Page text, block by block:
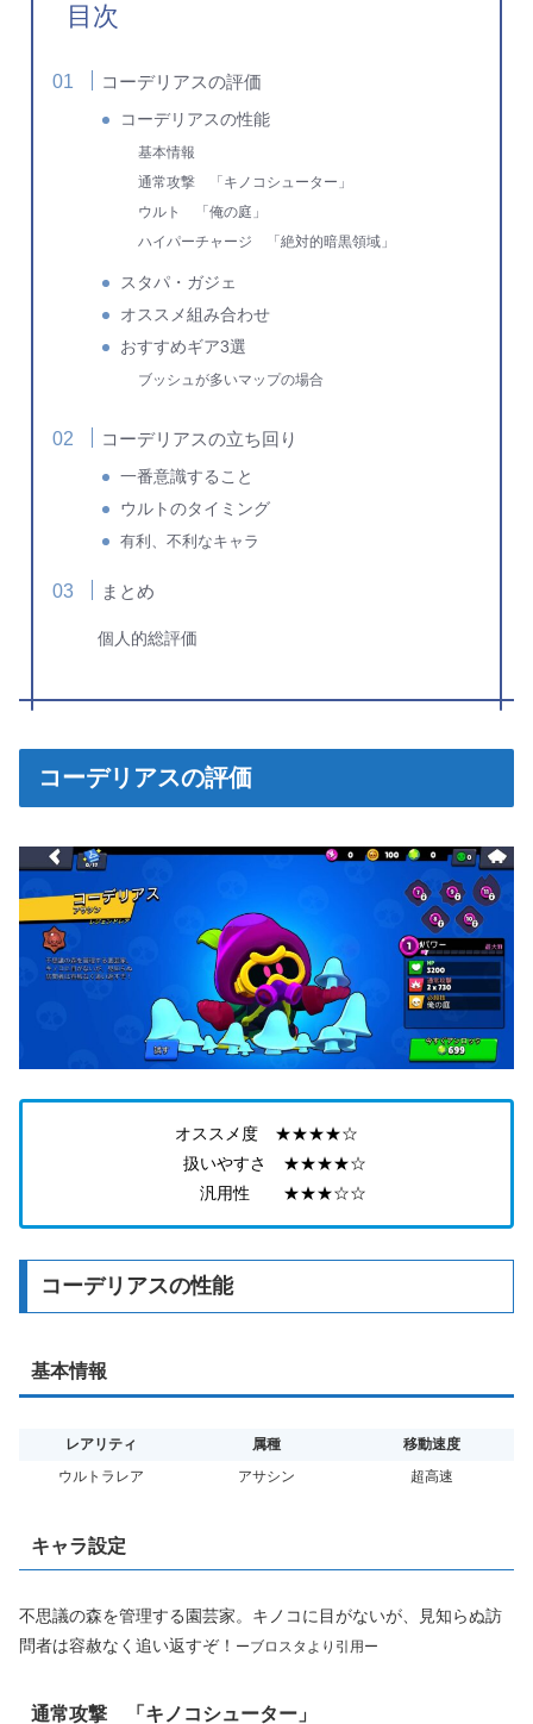
目次
コーデリアスの評価
コーデリアスの性能
基本情報
通常攻撃 「キノコシューター」
ウルト 「俺の庭」
ハイパーチャージ 「絶対的暗黒領域」
スタパ・ガジェ
オススメ組み合わせ
おすすめギア3選
ブッシュが多いマップの場合
コーデリアスの立ち回り
一番意識すること
ウルトのタイミング
有利、不利なキャラ
まとめ
個人的総評価
コーデリアスの評価
オススメ度 ★★★★☆
扱いやすさ ★★★★☆
汎用性 ★★★☆☆
コーデリアスの性能
基本情報
レアリティ 属種
移動速度
ウルトラレア
アサシン 超高速
キャラ設定
不思議の森を管理する園芸家。キノコに目がないが、見知らぬ訪
問者は容赦なく追い返すぞ！ ーブロスタより引用ー
通常攻撃 「キノコシューター」